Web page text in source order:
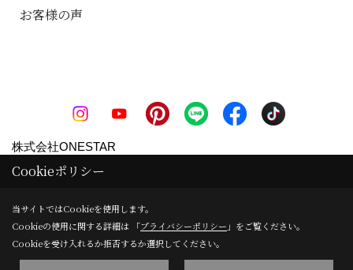
お客様の声
株式会社ONESTAR
〒612-8372
図
TEL：0120-066-035/075-611-0660
Cookieポリシー
当サイトではCookieを使用します。
Cookieの使用に関する詳細は 「プライバシーポリシー 」をご覧ください。
Cookieを受け入れるか拒否するか選択してください。